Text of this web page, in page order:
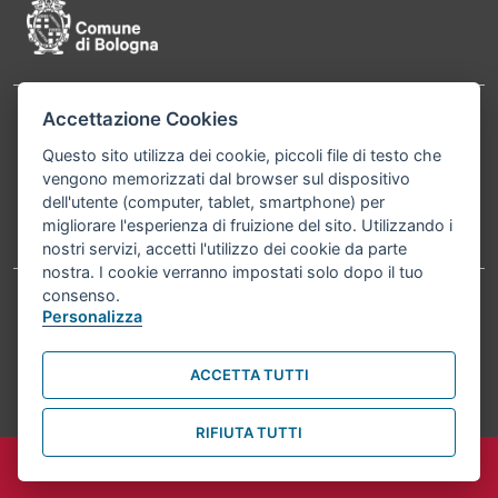
Contatti
Bologna P.Iva 01232710374 Cod. IBAN: IT 88 R
02008 02435 000020067156
Telefono:051203040
Accessibilità Carta dei valori
Informativa sul trattamento dei dati personali Note legali
© Comune di Bologna 2026. Tutti i diritti riservati.
Accettazione Cookies
Questo sito utilizza dei cookie, piccoli file di testo che
vengono memorizzati dal browser sul dispositivo
dell'utente (computer, tablet, smartphone) per
migliorare l'esperienza di fruizione del sito. Utilizzando i
nostri servizi, accetti l'utilizzo dei cookie da parte
nostra. I cookie verranno impostati solo dopo il tuo
consenso.
Personalizza
ACCETTA TUTTI
RIFIUTA TUTTI